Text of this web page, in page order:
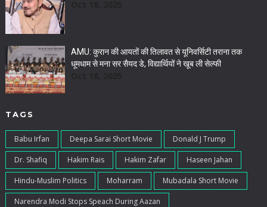
AMU: कुरान की आयतों की तिलावत से यूनिवर्सिटी तराना तक
धूमधाम से मना सर सैयद डे, विद्यार्थियों ने खूब ली सेल्फी
TAGS
Babu Irfan Deepa Sarai Short Movie Donald J Trump
Dr. Shafiq Hakim Rais Hakim Zafar Haseen Jahan
Hindu-Muslim Politics Moharram Mubadala Short Movie
Narendra Modi Stops Speach During Aazan